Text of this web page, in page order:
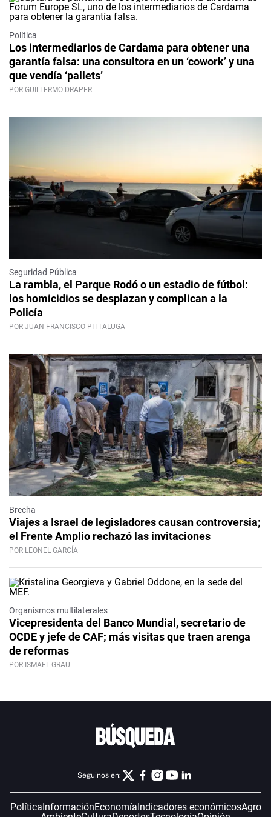
Política
Los intermediarios de Cardama para obtener una
garantía falsa: una consultora en un ‘cowork’ y una
que vendía ‘pallets’
POR GUILLERMO DRAPER
Seguridad Pública
La rambla, el Parque Rodó o un estadio de fútbol:
los homicidios se desplazan y complican a la
Policía
POR JUAN FRANCISCO PITTALUGA
Brecha
Viajes a Israel de legisladores causan controversia;
el Frente Amplio rechazó las invitaciones
POR LEONEL GARCÍA
Organismos multilaterales
Vicepresidenta del Banco Mundial, secretario de
OCDE y jefe de CAF; más visitas que traen arenga
de reformas
POR ISMAEL GRAU
Seguinos en:
PolíticaInformaciónEconomíaIndicadores económicosAgro